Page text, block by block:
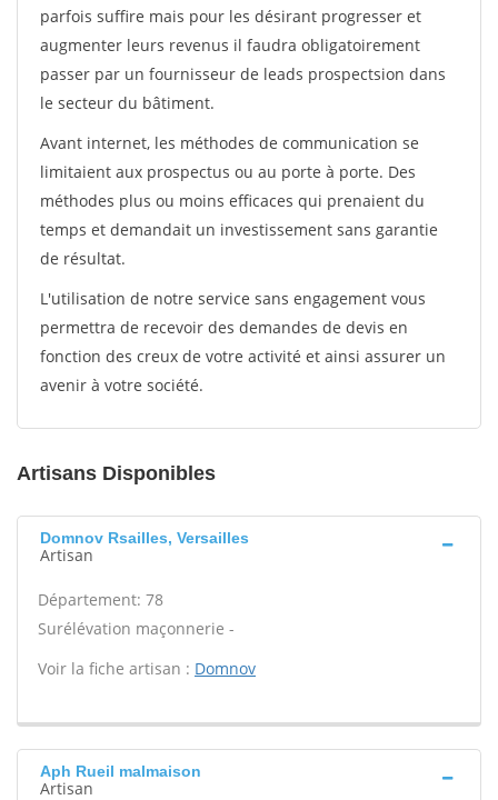
parfois suffire mais pour les désirant progresser et
augmenter leurs revenus il faudra obligatoirement
passer par un fournisseur de leads prospectsion dans
le secteur du bâtiment.
Avant internet, les méthodes de communication se
limitaient aux prospectus ou au porte à porte. Des
méthodes plus ou moins efficaces qui prenaient du
temps et demandait un investissement sans garantie
de résultat.
L'utilisation de notre service sans engagement vous
permettra de recevoir des demandes de devis en
fonction des creux de votre activité et ainsi assurer un
avenir à votre société.
Artisans Disponibles
Domnov Rsailles, Versailles
Artisan
Département: 78
Surélévation maçonnerie -
Voir la fiche artisan : Domnov
Aph Rueil malmaison
Artisan